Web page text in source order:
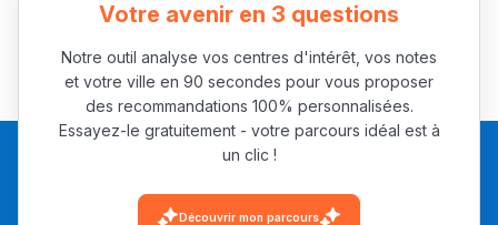
Interviews/Vidéos
+ de 89 Interviews/Vidéos
دليل المهن
Votre avenir en 3 questions
Notre outil analyse vos centres d'intérêt, vos notes
et votre ville en 90 secondes pour vous proposer
des recommandations 100% personnalisées.
Essayez-le gratuitement - votre parcours idéal est à
un clic !
Découvrir mon parcours